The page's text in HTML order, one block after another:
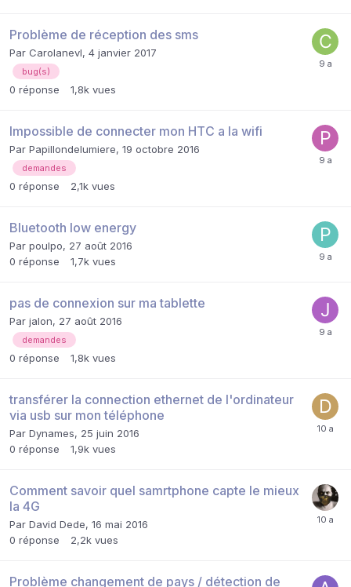
Problème de réception des sms
Par Carolanevl, 4 janvier 2017
bug(s)
0 réponse 1,8k vues
Impossible de connecter mon HTC a la wifi
Par Papillondelumiere, 19 octobre 2016
demandes
0 réponse 2,1k vues
Bluetooth low energy
Par poulpo, 27 août 2016
0 réponse 1,7k vues
pas de connexion sur ma tablette
Par jalon, 27 août 2016
demandes
0 réponse 1,8k vues
transférer la connection ethernet de l'ordinateur
via usb sur mon téléphone
Par Dynames, 25 juin 2016
0 réponse 1,9k vues
Comment savoir quel samrtphone capte le mieux
la 4G
Par David Dede, 16 mai 2016
0 réponse 2,2k vues
Problème changement de pays / détection de